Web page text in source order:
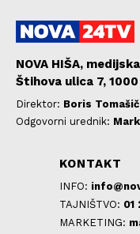
NOVA HIŠA,
Štihova ulica 7,
Direktor: Boris Tomašič
Odgovorni urednik:
KONTAKT
INFO:
TAJNIŠTVO: 01
MARKETING: